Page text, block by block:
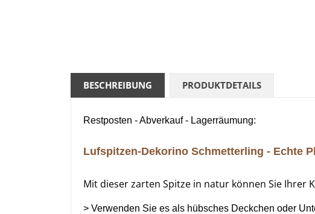
BESCHREIBUNG PRODUKTDETAILS
Restposten - Abverkauf - Lagerräumung:
Lufspitzen-Dekorino Schmetterling - Echte
Mit dieser zarten Spitze in natur können Sie Ihrer
> Verwenden Sie es als hübsches Deckchen oder